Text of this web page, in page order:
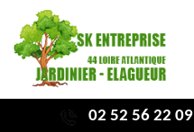
02 52 56 22 09